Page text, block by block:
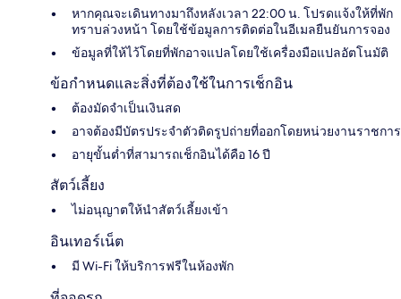
หากคุณจะเดินทางมาถึงหลังเวลา 22:00 น. โปรดแจ้งให้ที่พัก
ทราบล่วงหน้า โดยใช้ข้อมูลการติดต่อในอีเมลยืนยันการจอง
ข้อมูลที่ให้ไว้โดยที่พักอาจแปลโดยใช้เครื่องมือแปลอัตโนมัติ
ข้อกำหนดและสิ่งที่ต้องใช้ในการเช็กอิน
ต้องมัดจำเป็นเงินสด
อาจต้องมีบัตรประจำตัวติดรูปถ่ายที่ออกโดยหน่วยงานราชการ
อายุขั้นต่ำที่สามารถเช็กอินได้คือ 16 ปี
สัตว์เลี้ยง
ไม่อนุญาตให้นำสัตว์เลี้ยงเข้า
อินเทอร์เน็ต
มี Wi-Fi ให้บริการฟรีในห้องพัก